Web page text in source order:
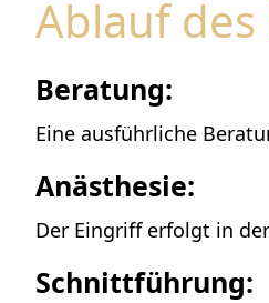
Ablauf
Beratung:
Eine ausführliche
Anästhesie:
Der Eingriff erfolgt in
Schnittführung: